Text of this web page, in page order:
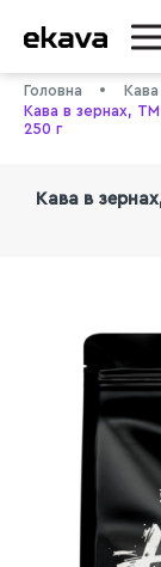
Головна Кава
Кава в зернах,
250 г
Кава в